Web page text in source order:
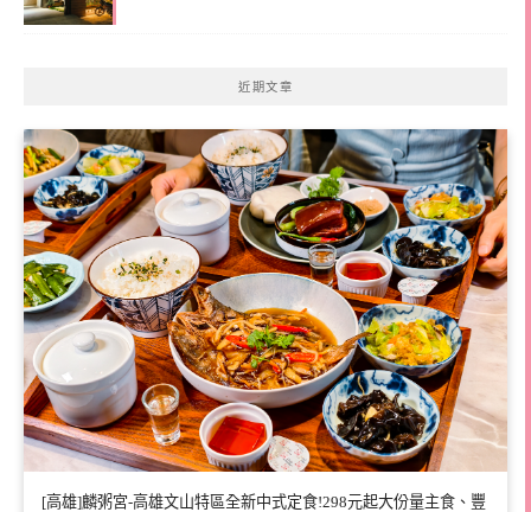
近期文章
[高雄]麟粥宮-高雄文山特區全新中式定食!298元起大份量主食、豐